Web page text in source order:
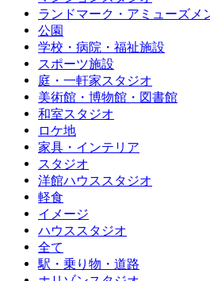
ランドマーク・アミューズメ
公園
学校・病院・福祉施設
スポーツ施設
庭・一軒家スタジオ
美術館・博物館・図書館
和室スタジオ
ロケ地
家具・インテリア
スタジオ
洋館ハウススタジオ
軽食
イメージ
ハウススタジオ
全て
駅・乗り物・道路